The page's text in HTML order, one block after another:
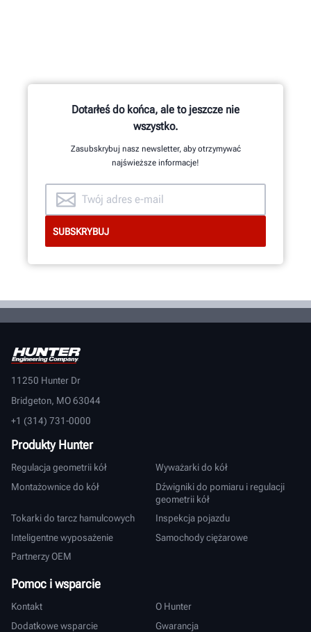
mechanical, electrical and software
engineers.
INNOVATION & QUALITY
Dotarłeś do końca, ale to jeszcze nie
wszystko.
Zasubskrybuj nasz newsletter, aby otrzymywać
najświeższe informacje!
11250 Hunter Dr
Bridgeton, MO 63044
+1 (314) 731-0000
Produkty Hunter
Regulacja geometrii kół
Wyważarki do kół
Montażownice do kół
Dźwigniki do pomiaru i regulacji
geometrii kół
Tokarki do tarcz hamulcowych
Inspekcja pojazdu
Inteligentne wyposażenie
Samochody ciężarowe
Partnerzy OEM
Pomoc i wsparcie
Kontakt
O Hunter
Dodatkowe wsparcie
Gwarancja